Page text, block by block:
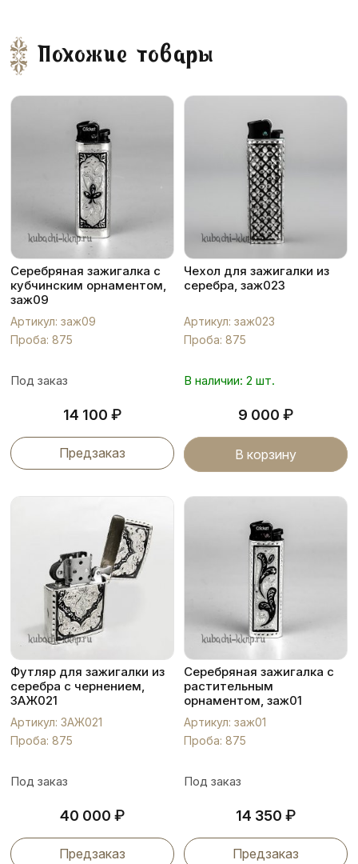
Похожие товары
Серебряная зажигалка с
кубчинским орнаментом,
заж09
Артикул: заж09
Проба: 875
Под заказ
14 100 ₽
Предзаказ
Чехол для зажигалки из
серебра, заж023
Артикул: заж023
Проба: 875
В наличии: 2 шт.
9 000 ₽
В корзину
Футляр для зажигалки из
серебра с чернением,
ЗАЖ021
Артикул: ЗАЖ021
Проба: 875
Под заказ
40 000 ₽
Предзаказ
Серебряная зажигалка с
растительным
орнаментом, заж01
Артикул: заж01
Проба: 875
Под заказ
14 350 ₽
Предзаказ